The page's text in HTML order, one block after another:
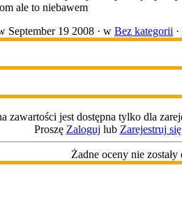
ale to niebawem
September 19 2008 · w Bez kategorii ·
zawartości jest dostępna tylko dla
Proszę Zaloguj lub Zarejestruj się
Żadne oceny nie zostały